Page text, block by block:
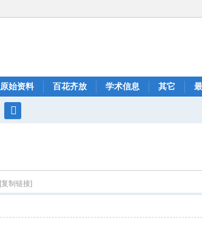
原始资料 百花齐放 学术信息 其它
[复制链接]